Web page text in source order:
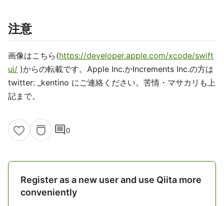
注意
画像はこちら(https://developer.apple.com/xcode/swift
ui/ )からの転載です。Apple Inc.かIncrements Inc.の方は
twitter: _kentino にご連絡ください。苦情・マサカリも上
記まで。
comment0
Register as a new user and use Qiita more
conveniently